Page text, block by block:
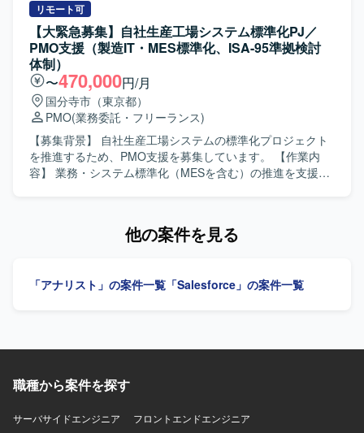
ジェクト推進をご担当いただきます。主担当としてマーケ
ティング寄りのデータ分析業務に携わっていただき、各種
データを用いた施策検討や意思決定の支援を行っていただ
きます。 【求める人物像】 マーケティング領域のデータ分
析に主体的に取り組み、関係者と円滑にコミュニケーショ
ンを取りながらプロジェクトを推進できる方を求めており
ます。英語を用いたコミュニケーションにも前向きに取り
組み、ビジネス観点と技術観点の両面から価値提供いただ
ける方が望ましいです。 【ポジションの魅力】 大規模な通
信事業者向けサービス開発にPM/PMOとして関わること
で、マーケティングデータ分析とプロダクト開発の両面で
境】 DOMOや各種BIツール、GA4、Salesforce、SQLなど
リモート可
【大緊急募集】自社生産工場システム標準化PJ／
PMO支援（製造IT・MES標準化、ISA-95準拠検討
体制）
〜470,000円/月
国分寺市（東京都）
PMO(業務委託・フリーランス)
【募集背景】 自社生産工場システムの標準化プロジェクト
を推進するため、PMO支援を募集しています。 【作業内
容】 業務・システム標準化（MESを含む）の推進を支援し
義の完了後は、要件定義・計画フェーズへの移行を支援し
る方を求めています。 【ポジションの魅力】 製造IT・MES
DB関連ドキュメントとしてテーブル定義書、ER図を扱いま
他の案件を見る
「アナリスト」の案件一覧 「Salesforce」の案件一覧
職種から案件を探す
サーバサイドエンジニア
フロントエンドエンジニア